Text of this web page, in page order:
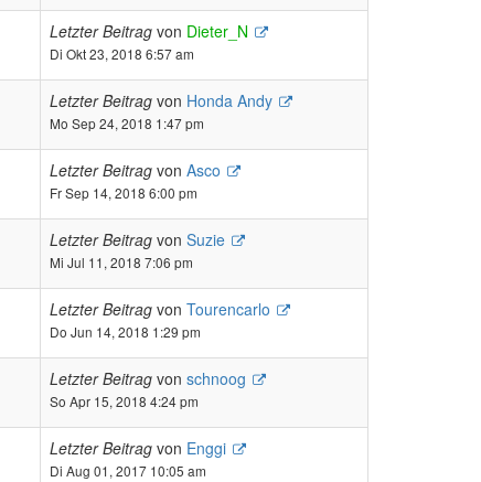
Letzter Beitrag von Dieter_N
Di Okt 23, 2018 6:57 am
Letzter Beitrag von Honda Andy
Mo Sep 24, 2018 1:47 pm
Letzter Beitrag von Asco
Fr Sep 14, 2018 6:00 pm
Letzter Beitrag von Suzie
Mi Jul 11, 2018 7:06 pm
Letzter Beitrag von Tourencarlo
Do Jun 14, 2018 1:29 pm
Letzter Beitrag von schnoog
So Apr 15, 2018 4:24 pm
Letzter Beitrag von Enggi
Di Aug 01, 2017 10:05 am